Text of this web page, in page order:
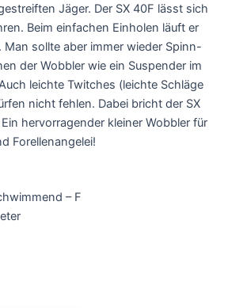
Jäger. Der SX 40F lässt sich
Beim einfachen Einholen läuft er
sollte aber immer wieder Spinn-
der Wobbler wie ein Suspender im
leichte Twitches (leichte Schläge
nicht fehlen. Dabei bricht der SX
hervorragender kleiner Wobbler für
Forellenangelei!
– F